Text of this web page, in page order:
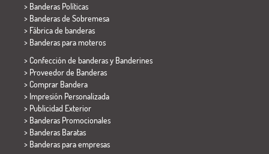
> Banderas Políticas
> Banderas de Sobremesa
> Fábrica de banderas
> Banderas para moteros
> Confección de banderas y Banderines
> Proveedor de Banderas
> Comprar Bandera
> Impresión Personalizada
> Publicidad Exterior
> Banderas Promocionales
> Banderas Baratas
> Banderas para empresas